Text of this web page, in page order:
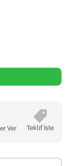
Ver Teklif İste